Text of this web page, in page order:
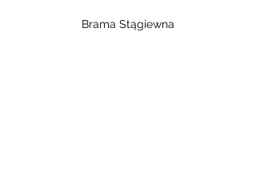
Brama Stągiewna